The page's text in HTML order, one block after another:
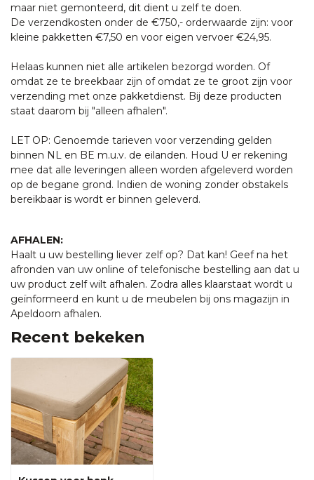
maar niet gemonteerd, dit dient u zelf te doen.
De verzendkosten onder de €750,- orderwaarde zijn: voor
kleine pakketten €7,50 en voor eigen vervoer €24,95.
Helaas kunnen niet alle artikelen bezorgd worden. Of
omdat ze te breekbaar zijn of omdat ze te groot zijn voor
verzending met onze pakketdienst. Bij deze producten
staat daarom bij "alleen afhalen".
LET OP: Genoemde tarieven voor verzending gelden
binnen NL en BE m.u.v. de eilanden. Houd U er rekening
mee dat alle leveringen alleen worden afgeleverd worden
op de begane grond. Indien de woning zonder obstakels
bereikbaar is wordt er binnen geleverd.
AFHALEN:
Haalt u uw bestelling liever zelf op? Dat kan! Geef na het
afronden van uw online of telefonische bestelling aan dat u
uw product zelf wilt afhalen. Zodra alles klaarstaat wordt u
geïnformeerd en kunt u de meubelen bij ons magazijn in
Apeldoorn afhalen.
Recent bekeken